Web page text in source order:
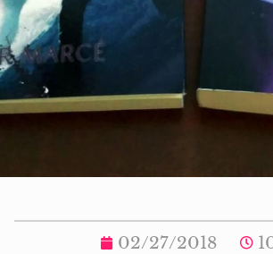
02/27/2018